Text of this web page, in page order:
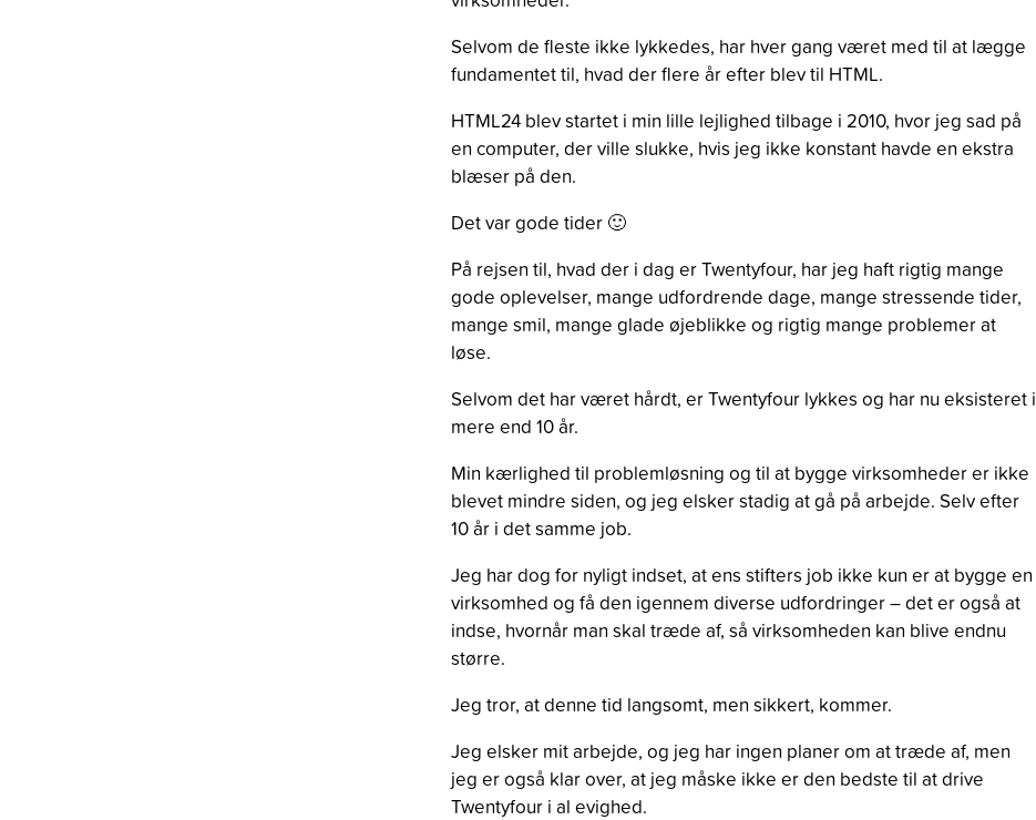
Selvom de fleste ikke lykkedes, har hver gang været med til at lægge
fundamentet til, hvad der flere år efter blev til HTML.
HTML24 blev startet i min lille lejlighed tilbage i 2010, hvor jeg sad på
en computer, der ville slukke, hvis jeg ikke konstant havde en ekstra
blæser på den.
Det var gode tider 🙂
På rejsen til, hvad der i dag er Twentyfour, har jeg haft rigtig mange
gode oplevelser, mange udfordrende dage, mange stressende tider,
mange smil, mange glade øjeblikke og rigtig mange problemer at
løse.
Selvom det har været hårdt, er Twentyfour lykkes og har nu eksisteret i
mere end 10 år.
Min kærlighed til problemløsning og til at bygge virksomheder er ikke
blevet mindre siden, og jeg elsker stadig at gå på arbejde. Selv efter
10 år i det samme job.
Jeg har dog for nyligt indset, at ens stifters job ikke kun er at bygge en
virksomhed og få den igennem diverse udfordringer – det er også at
indse, hvornår man skal træde af, så virksomheden kan blive endnu
større.
Jeg tror, at denne tid langsomt, men sikkert, kommer.
Jeg elsker mit arbejde, og jeg har ingen planer om at træde af, men
jeg er også klar over, at jeg måske ikke er den bedste til at drive
Twentyfour i al evighed.